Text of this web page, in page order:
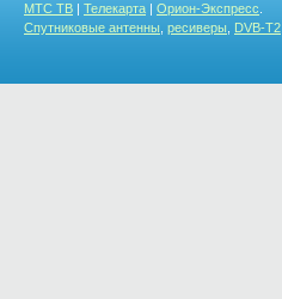
МТС ТВ
Телекарта Орион-Экспресс
Спутниковые антенны ресиверы DVB-T2